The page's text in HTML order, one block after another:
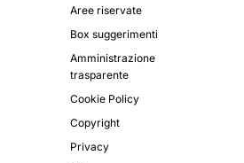
Aree riservate
Box suggerimenti
Amministrazione
trasparente
Cookie Policy
Copyright
Privacy